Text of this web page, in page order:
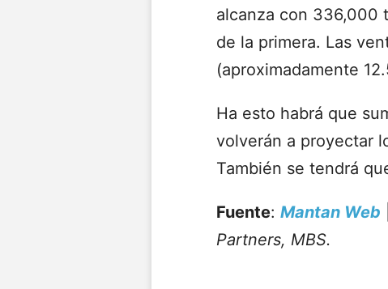
alcanza con 336,000
de la primera. Las
(aproximadamente
Ha esto habrá que
volverán a proyectar
También se tendrá
Fuente: Mantan Web
Partners, MBS.